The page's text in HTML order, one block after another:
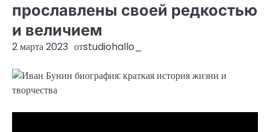
прославлены своей редкостью
и величием
2 марта 2023 отstudiohallo_